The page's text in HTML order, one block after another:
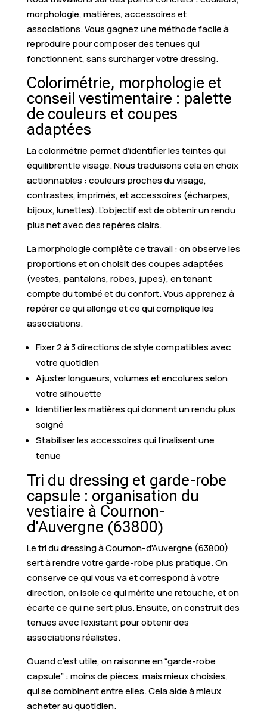
morphologie, matières, accessoires et
associations. Vous gagnez une méthode facile à
reproduire pour composer des tenues qui
fonctionnent, sans surcharger votre dressing.
Colorimétrie, morphologie et
conseil vestimentaire : palette
de couleurs et coupes
adaptées
La colorimétrie permet d’identifier les teintes qui
équilibrent le visage. Nous traduisons cela en choix
actionnables : couleurs proches du visage,
contrastes, imprimés, et accessoires (écharpes,
bijoux, lunettes). L’objectif est de obtenir un rendu
plus net avec des repères clairs.
La morphologie complète ce travail : on observe les
proportions et on choisit des coupes adaptées
(vestes, pantalons, robes, jupes), en tenant
compte du tombé et du confort. Vous apprenez à
repérer ce qui allonge et ce qui complique les
associations.
Fixer 2 à 3 directions de style compatibles avec
votre quotidien
Ajuster longueurs, volumes et encolures selon
votre silhouette
Identifier les matières qui donnent un rendu plus
soigné
Stabiliser les accessoires qui finalisent une
tenue
Tri du dressing et garde-robe
capsule : organisation du
vestiaire à Cournon-
d'Auvergne (63800)
Le tri du dressing à Cournon-d'Auvergne (63800)
sert à rendre votre garde-robe plus pratique. On
conserve ce qui vous va et correspond à votre
direction, on isole ce qui mérite une retouche, et on
écarte ce qui ne sert plus. Ensuite, on construit des
tenues avec l’existant pour obtenir des
associations réalistes.
Quand c’est utile, on raisonne en “garde-robe
capsule” : moins de pièces, mais mieux choisies,
qui se combinent entre elles. Cela aide à mieux
acheter au quotidien.